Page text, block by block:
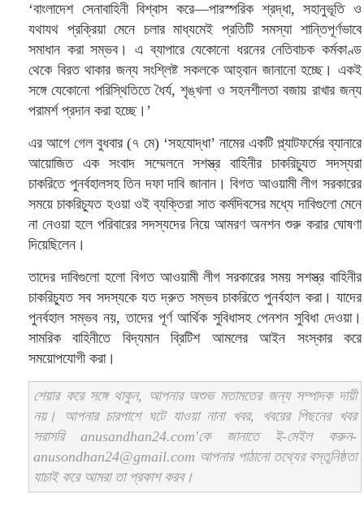
‘বাংলাদেশ সেনাবাহিনী বিশ্বাস করে—পারস্পরিক শ্রদ্ধা, সহানুভূতি ও
যথাযথ প্রক্রিয়া মেনে চলার মাধ্যমেই প্রতিটি সমস্যা শান্তিপূর্ণভাবে
সমাধান করা সম্ভব। এ ব্যাপারে যেকোনো ধরনের নেতিবাচক কর্মকাণ্ড
থেকে বিরত থাকার জন্য সংশ্লিষ্ট সকলকে আহ্বান জানানো হচ্ছে। একই
সঙ্গে যেকোনো পরিস্থিতিতে ধৈর্য, শৃঙ্খলা ও সহনশীলতা বজায় রাখার জন্য
পরামর্শ প্রদান করা হচ্ছে।’
এর আগে গেল বুধবার (৭ মে) ‘সহযোদ্ধা’ নামের একটি প্ল্যাটফর্মের ব্যানারে
আয়োজিত এক সংবাদ সম্মেলনে সশস্ত্র বাহিনীর চাকরিচ্যুত সদস্যরা
চাকরিতে পুনর্বহালসহ তিন দফা দাবি জানান। বিগত আওয়ামী লীগ সরকারের
সময়ে চাকরিচ্যুত হওয়া ওই ব্যক্তিরা সাত কর্মদিবসের মধ্যে দাবিগুলো মেনে
না নেওয়া হলে পরিবারের সদস্যদের নিয়ে আমরণ অনশন শুরু করার ঘোষণা
দিয়েছিলেন।
তাদের দাবিগুলো হলো বিগত আওয়ামী লীগ সরকারের সময় সশস্ত্র বাহিনীর
চাকরিচ্যুত সব সদস্যকে যত দ্রুত সম্ভব চাকরিতে পুনর্বহাল করা। যাদের
পুনর্বহাল সম্ভব নয়, তাদের পূর্ণ আর্থিক সুবিধাসহ পেনশন সুবিধা দেওয়া।
সামরিক বাহিনীতে বিদ্যমান ব্রিটিশ আমলের আইন সংস্কার করে
সময়োপযোগী করা।
শেয়ার করে সঙ্গে থাকুন, আপনার অশুভ মতামতের জন্য সম্পাদক দায়ী
নয়। আপনার চারপাশে ঘটে যাওয়া নানা খবর, খবরের পিছনের খবর
সরাসরি anusandhan24.com'কে জানাতে ই-মেইল করুন-
anusondhan24@gmail.com আপনার পাঠানো তথ্যের বস্তুনিষ্ঠতা
যাচাই করে আমরা তা প্রকাশ করব।